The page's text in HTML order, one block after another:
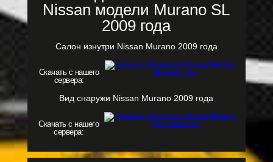
Nissan модели Murano SL
2009 года
Салон изнутри Nissan Murano 2009 года
Скачать с нашего
сервера:
Вид снаружи Nissan Murano 2009 года
Скачать с нашего
сервера: